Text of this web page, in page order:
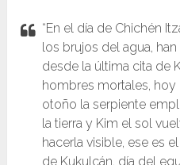
“En el día de Chichén
los brujos del agua,
desde la última cita de
hombres mortales,
otoño la serpiente
la tierra y Kim el sol
hacerla visible, ese es
de Kukulcán, día del